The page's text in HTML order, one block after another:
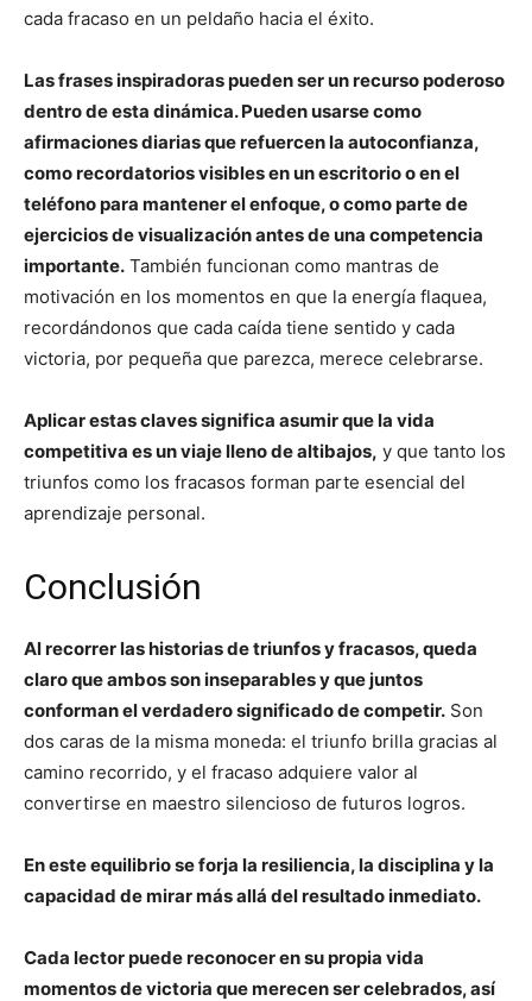
cada fracaso en un peldaño hacia el éxito.
Las frases inspiradoras pueden ser un recurso poderoso
dentro de esta dinámica. Pueden usarse como
afirmaciones diarias que refuercen la autoconfianza,
como recordatorios visibles en un escritorio o en el
teléfono para mantener el enfoque, o como parte de
ejercicios de visualización antes de una competencia
importante. También funcionan como mantras de
motivación en los momentos en que la energía flaquea,
recordándonos que cada caída tiene sentido y cada
victoria, por pequeña que parezca, merece celebrarse.
Aplicar estas claves significa asumir que la vida
competitiva es un viaje lleno de altibajos, y que tanto los
triunfos como los fracasos forman parte esencial del
aprendizaje personal.
Conclusión
Al recorrer las historias de triunfos y fracasos, queda
claro que ambos son inseparables y que juntos
conforman el verdadero significado de competir. Son
dos caras de la misma moneda: el triunfo brilla gracias al
camino recorrido, y el fracaso adquiere valor al
convertirse en maestro silencioso de futuros logros.
En este equilibrio se forja la resiliencia, la disciplina y la
capacidad de mirar más allá del resultado inmediato.
Cada lector puede reconocer en su propia vida
momentos de victoria que merecen ser celebrados, así